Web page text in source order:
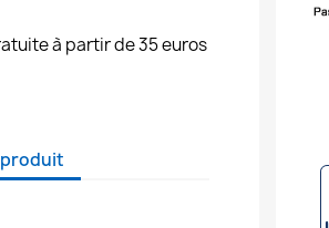
à partir de 35 euros